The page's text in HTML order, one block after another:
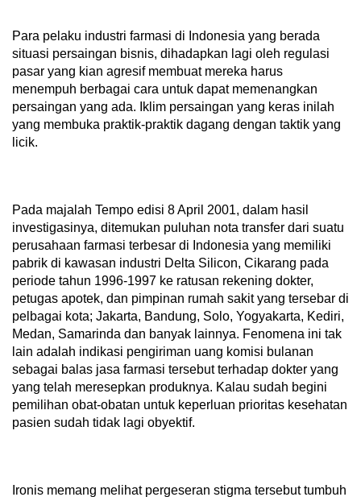
Para pelaku industri farmasi di Indonesia yang berada
situasi persaingan bisnis, dihadapkan lagi oleh regulasi
pasar yang kian agresif membuat mereka harus
menempuh berbagai cara untuk dapat memenangkan
persaingan yang ada. Iklim persaingan yang keras inilah
yang membuka praktik-praktik dagang dengan taktik yang
licik.
Pada majalah Tempo edisi 8 April 2001, dalam hasil
investigasinya, ditemukan puluhan nota transfer dari suatu
perusahaan farmasi terbesar di Indonesia yang memiliki
pabrik di kawasan industri Delta Silicon, Cikarang pada
periode tahun 1996-1997 ke ratusan rekening dokter,
petugas apotek, dan pimpinan rumah sakit yang tersebar di
pelbagai kota; Jakarta, Bandung, Solo, Yogyakarta, Kediri,
Medan, Samarinda dan banyak lainnya. Fenomena ini tak
lain adalah indikasi pengiriman uang komisi bulanan
sebagai balas jasa farmasi tersebut terhadap dokter yang
yang telah meresepkan produknya. Kalau sudah begini
pemilihan obat-obatan untuk keperluan prioritas kesehatan
pasien sudah tidak lagi obyektif.
Ironis memang melihat pergeseran stigma tersebut tumbuh